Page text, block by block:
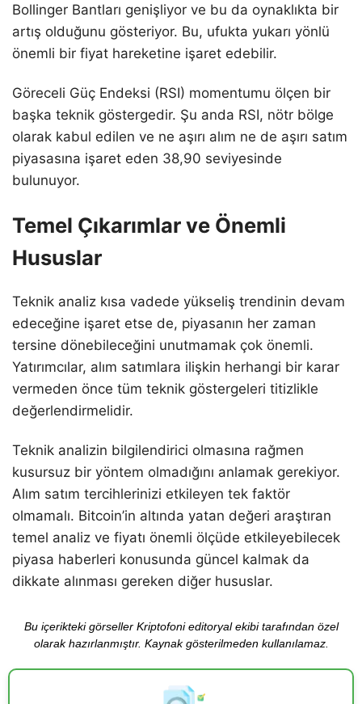
Bollinger Bantları genişliyor ve bu da oynaklıkta bir
artış olduğunu gösteriyor. Bu, ufukta yukarı yönlü
önemli bir fiyat hareketine işaret edebilir.
Göreceli Güç Endeksi (RSI) momentumu ölçen bir
başka teknik göstergedir. Şu anda RSI, nötr bölge
olarak kabul edilen ve ne aşırı alım ne de aşırı satım
piyasasına işaret eden 38,90 seviyesinde
bulunuyor.
Temel Çıkarımlar ve Önemli
Hususlar
Teknik analiz kısa vadede yükseliş trendinin devam
edeceğine işaret etse de, piyasanın her zaman
tersine dönebileceğini unutmamak çok önemli.
Yatırımcılar, alım satımlara ilişkin herhangi bir karar
vermeden önce tüm teknik göstergeleri titizlikle
değerlendirmelidir.
Teknik analizin bilgilendirici olmasına rağmen
kusursuz bir yöntem olmadığını anlamak gerekiyor.
Alım satım tercihlerinizi etkileyen tek faktör
olmamalı. Bitcoin’in altında yatan değeri araştıran
temel analiz ve fiyatı önemli ölçüde etkileyebilecek
piyasa haberleri konusunda güncel kalmak da
dikkate alınması gereken diğer hususlar.
Bu içerikteki görseller Kriptofoni editoryal ekibi tarafından özel
olarak hazırlanmıştır. Kaynak gösterilmeden kullanılamaz.